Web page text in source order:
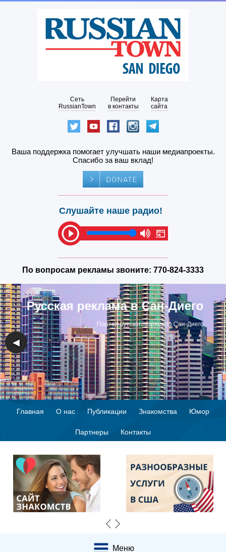
Сеть
RussianTown
Перейти
в контакты
Карта
сайта
Ваша поддержка помогает улучшать наши медиапроекты.
Спасибо за ваш вклад!
Слушайте наше радио!
По вопросам рекламы звоните: 770-824-3333
Русская реклама в Сан-Диего
Портал русскоговорящего Сан-Диего
◀ ▶
Главная О нас Публикации Знакомства Юмор
Партнеры Контакты
Меню